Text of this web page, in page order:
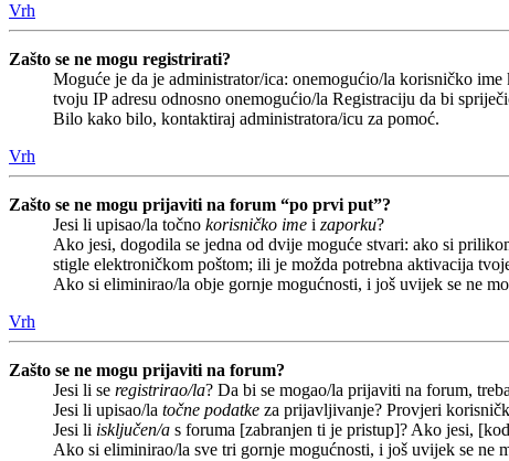
Vrh
Zašto se ne mogu registrirati?
Moguće je da je administrator/ica: onemogućio/la korisničko
tvoju IP adresu odnosno onemogućio/la Registraciju da bi
Bilo kako bilo, kontaktiraj administratora/icu za pomoć.
Vrh
Zašto se ne mogu prijaviti na forum “po prvi put”?
Jesi li upisao/la točno korisničko ime i zaporku?
Ako jesi, dogodila se jedna od dvije moguće stvari: ako si
stigle elektroničkom poštom; ili je možda potrebna aktivacija
Ako si eliminirao/la obje gornje mogućnosti, i još uvijek se ne
Vrh
Zašto se ne mogu prijaviti na forum?
Jesi li se registrirao/la? Da bi se mogao/la prijaviti na forum,
Jesi li upisao/la točne podatke za prijavljivanje? Provjeri
Jesi li isključen/a s foruma [zabranjen ti je pristup]? Ako jesi,
Ako si eliminirao/la sve tri gornje mogućnosti, i još uvijek se